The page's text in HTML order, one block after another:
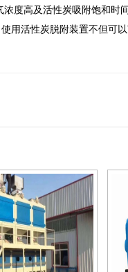
度高及活性炭吸附饱和时
用活性炭脱附装置不但可